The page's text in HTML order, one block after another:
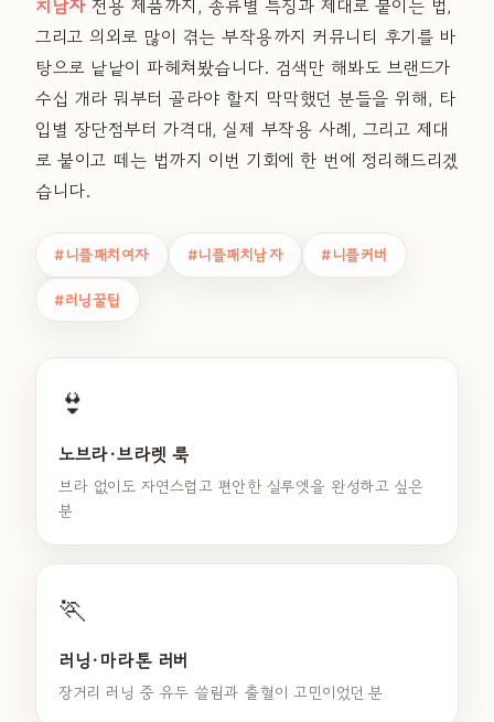
치남자전용 제품까지, 종류별 특징과 제대로 붙이는 법,
그리고 의외로 많이 겪는 부작용까지 커뮤니티 후기를 바
탕으로 낱낱이 파헤쳐봤습니다. 검색만 해봐도 브랜드가
수십 개라 뭐부터 골라야 할지 막막했던 분들을 위해, 타
입별 장단점부터 가격대, 실제 부작용 사례, 그리고 제대
로 붙이고 떼는 법까지 이번 기회에 한 번에 정리해드리겠
습니다.
#니플패치여자 #니플패치남자 #니플커버
#러닝꿀팁
👙
노브라·브라렛 룩
브라 없이도 자연스럽고 편안한 실루엣을 완성하고 싶은
분
🏃
러닝·마라톤 러버
장거리 러닝 중 유두 쓸림과 출혈이 고민이었던 분